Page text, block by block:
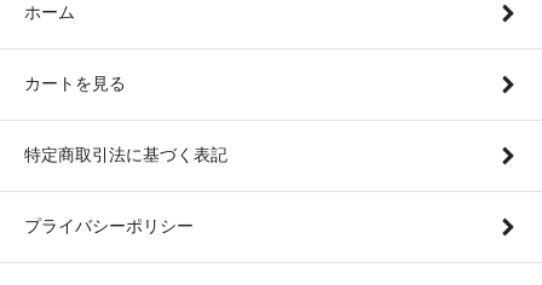
ホーム
カートを見る
特定商取引法に基づく表記
プライバシーポリシー